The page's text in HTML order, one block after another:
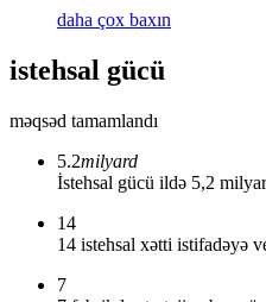
daha çox baxın
istehsal gücü
məqsəd tamamlandı
5.2milyard
İstehsal gücü ildə 5,2
14
14 istehsal xətti istifadəyə
7